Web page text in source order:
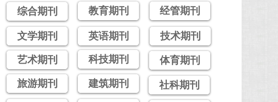
文学期刊
综合期刊
艺术期刊
旅游期刊
教育期刊
英语期刊
科技期刊
建筑期刊
经管期刊
技术期刊
体育期刊
社科期刊